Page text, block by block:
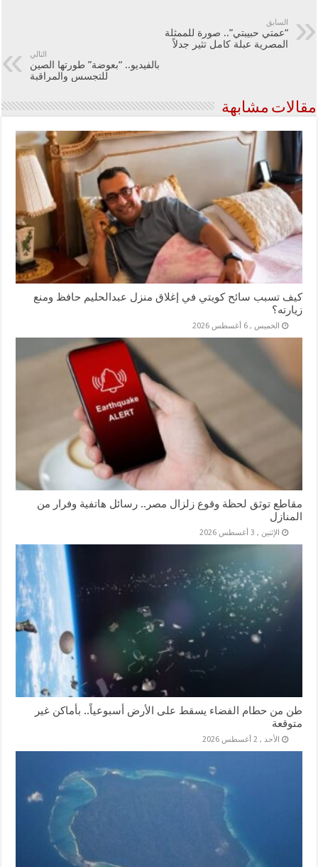
السابق
“عمتي حبيبتي”.. صورة للممثلة
المصرية عبلة كامل تثير جدلاً
التالي
بالفيديو.. “بعوضة” طورتها الصين
للتجسس والمراقبة
مقالات مشابهة
كيف تسبب سائح كويتي في إغلاق منزل عبدالحليم حافظ ومنع
زيارته؟
الخميس , 6 أغسطس 2026
مقاطع توثق لحظة وقوع زلزال مصر.. رسائل هاتفية وفرار من
المنازل
الإثنين , 3 أغسطس 2026
طن من حطام الفضاء يسقط على الأرض أسبوعياً.. بأماكن غير
متوقعة
الأحد , 2 أغسطس 2026